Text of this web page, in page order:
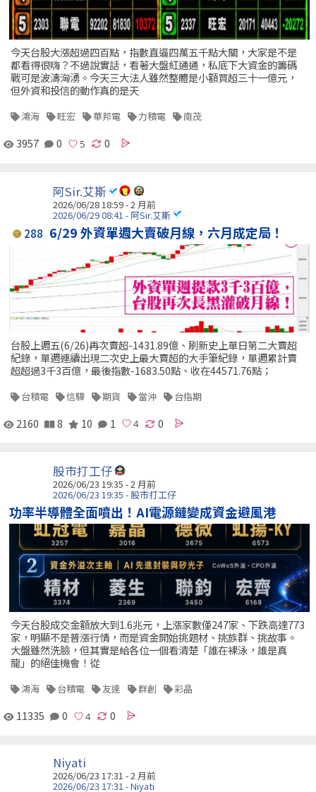
今天台股大漲超過四百點，指數直逼四萬五千點大關，大家是不是
都看得很嗨？不過說實話，看著大盤紅通通，私底下大資金的籌碼
戰可是波濤洶湧。今天三大法人雖然整體是小額買超三十一億元，
但外資和投信的動作真的是天
鴻海 旺宏 華邦電 力積電 南茂
3957 0 0
阿Sir.艾斯
2026/06/28 18:59 - 2 月前
2026/06/29 08:41 - 阿Sir.艾斯
288 6/29 外資單週大賣破月線，六月成定局！
台股上週五(6/26)再次賣超-1431.89億、刷新史上單日第二大賣超
紀錄，單週連續出現二次史上最大賣超的大手筆紀錄，單週累計賣
超超過3千3百億，最後指數-1683.50點、收在44571.76點；
台積電 信驊 期貨 當沖 台指期
2160 8 10 1 0
股市打工仔
2026/06/23 19:35 - 2 月前
2026/06/23 19:35 - 股市打工仔
功率半導體全面噴出！AI電源鏈變成資金避風港
今天台股成交金額放大到1.6兆元，上漲家數僅247家、下跌高達773
家，明顯不是普漲行情，而是資金開始挑題材、挑族群、挑故事。
大盤雖然洗臉，但其實是給各位一個看清楚「誰在裸泳，誰是真
龍」的絕佳機會！從
鴻海 台積電 友達 群創 彩晶
11335 0 0
Niyati
2026/06/23 17:31 - 2 月前
2026/06/23 17:31 - Niyati